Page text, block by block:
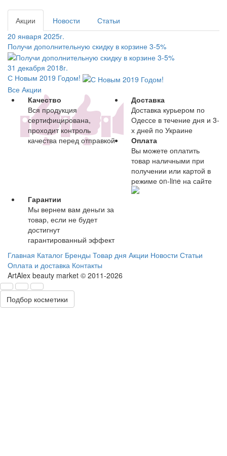
Акции Новости
Статьи
20 января 2025г.
Получи дополнительную скидку в корзине 3-5%
31 декабря 2018г.
С Новым 2019 Годом!
Все Акции
Качество
Вся продукция
сертифицирована,
проходит контроль
качества перед отправкой
Доставка
Доставка курьером по
Одессе в течение дня и 3-
х дней по Украине
Оплата
Вы можете оплатить
товар наличными при
получении или картой в
режиме on-line на сайте
Гарантии
Мы вернем вам деньги за
товар, если не будет
достигнут
гарантированный эффект
Главная Каталог Бренды Товар дня Акции Новости Статьи
Оплата и доставка Контакты
ArtAlex beauty market © 2011-2026
Подбор косметики